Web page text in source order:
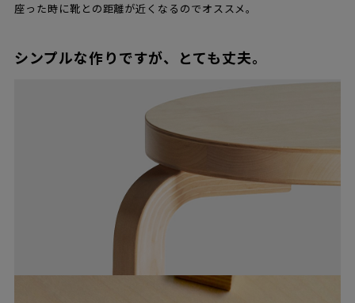
座った時に靴との距離が近くなるのでオススメ。
シンプルな作りですが、とても丈夫。